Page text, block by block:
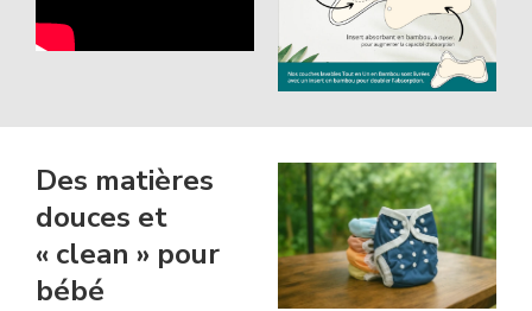
Des matières
douces et
« clean » pour
bébé